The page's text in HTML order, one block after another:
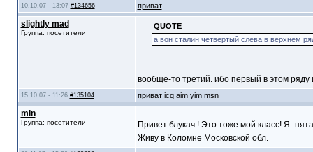
10.10.07 - 13:07 #134656 приват
slightly mad
Группа: посетители
QUOTE
а вон сталин четвертый слева в верхнем
вообще-то третий. ибо первый в этом ряду
15.10.07 - 11:26 #135104 приват icq aim yim msn
min
Группа: посетители
Привет блукач ! Это тоже мой класс! Я-
Живу в Коломне Московской обл.